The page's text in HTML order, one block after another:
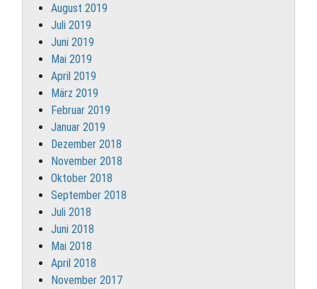
August 2019
Juli 2019
Juni 2019
Mai 2019
April 2019
März 2019
Februar 2019
Januar 2019
Dezember 2018
November 2018
Oktober 2018
September 2018
Juli 2018
Juni 2018
Mai 2018
April 2018
November 2017